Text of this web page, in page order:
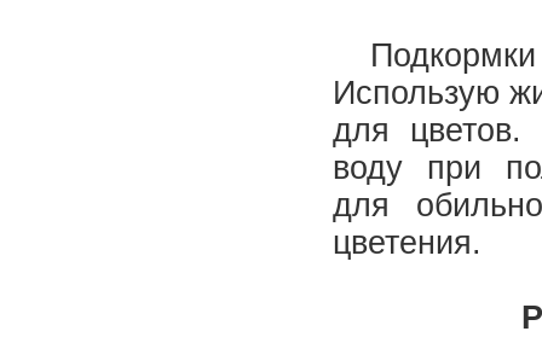
Использую
для цветов.
воду при
для
цветения.